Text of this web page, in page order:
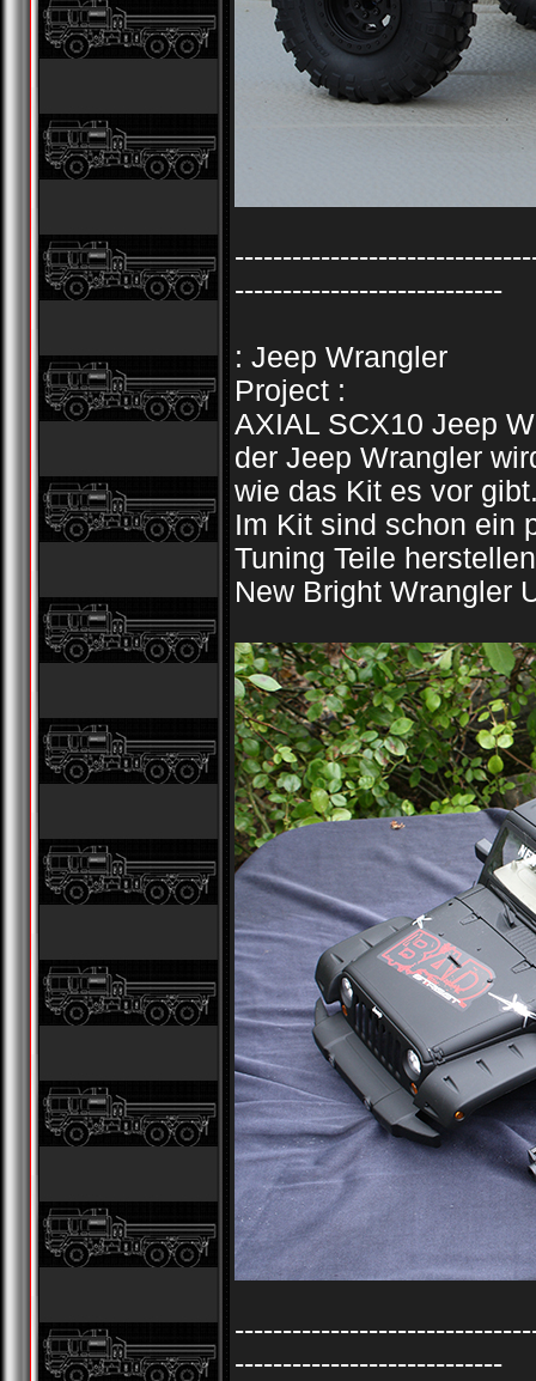
----------------------------
: Jeep Wrangler
Project :
AXIAL SCX10 Jeep
der Jeep Wrangler
wie das Kit es vor
Im Kit sind schon ein
Tuning Teile
New Bright Wrangler
----------------------------